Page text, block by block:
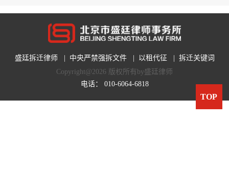
盛廷拆迁律师 中央严禁强拆文件 以租代征
拆迁关键词
Copyright@2026 版权所有by盛廷律师
电话： 010-6064-6818
TOP